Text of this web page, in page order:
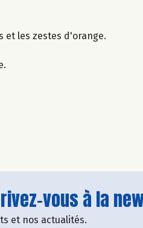
et les zestes d'orange.
vous à la
et nos actualités.